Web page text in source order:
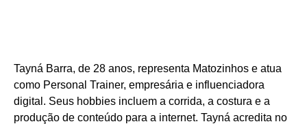
Tayná Barra, de 28 anos, representa Matozinhos e atua
como Personal Trainer, empresária e influenciadora
digital. Seus hobbies incluem a corrida, a costura e a
produção de conteúdo para a internet. Tayná acredita no